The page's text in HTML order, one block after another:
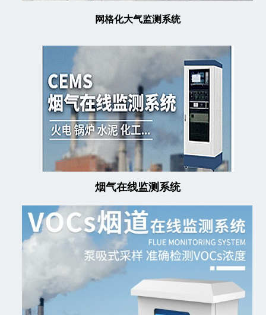
网格化大气监测系统
烟气在线监测系统